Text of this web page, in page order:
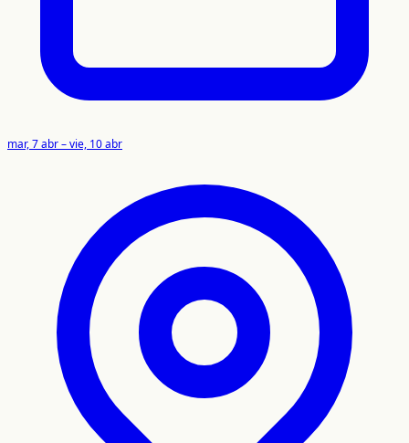
mar, 7 abr – vie, 10 abr